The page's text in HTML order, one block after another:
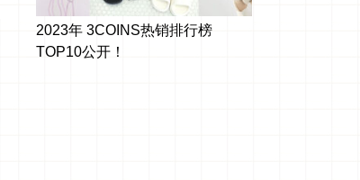
2023年 3COINS热销排行榜
TOP10公开！